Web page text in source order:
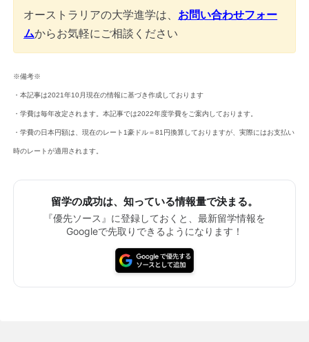
オーストラリアの大学進学は、 お問い合わせフォー
ムからお気軽にご相談ください
※備考※
・本記事は2021年10月現在の情報に基づき作成しております
・学費は毎年改定されます。本記事では2022年度学費をご案内しております。
・学費の日本円額は、現在のレート1豪ドル＝81円換算しておりますが、実際にはお支払い
時のレートが適用されます。
留学の成功は、知っている情報量で決まる。
『優先ソース』に登録しておくと、最新留学情報を
Googleで先取りできるようになります！